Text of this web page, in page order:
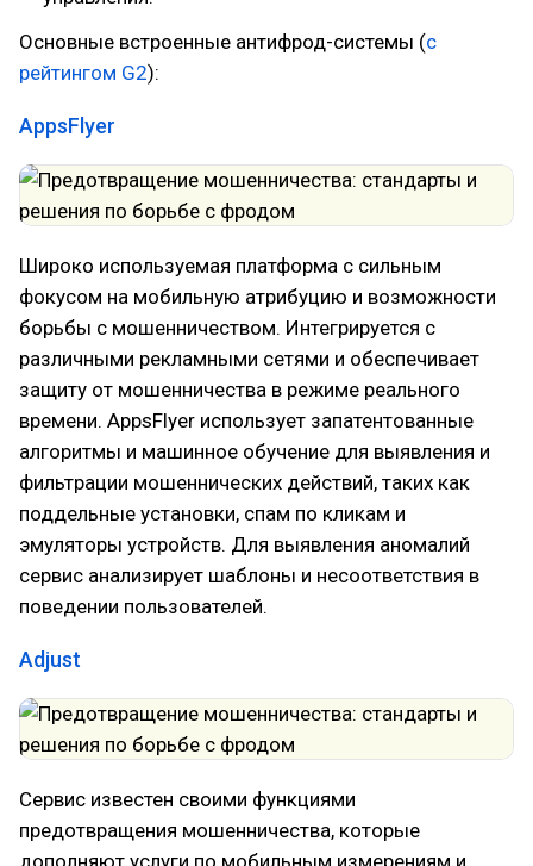
Основные встроенные антифрод-системы (с
рейтингом G2):
AppsFlyer
Широко используемая платформа с сильным
фокусом на мобильную атрибуцию и возможности
борьбы с мошенничеством. Интегрируется с
различными рекламными сетями и обеспечивает
защиту от мошенничества в режиме реального
времени. AppsFlyer использует запатентованные
алгоритмы и машинное обучение для выявления и
фильтрации мошеннических действий, таких как
поддельные установки, спам по кликам и
эмуляторы устройств. Для выявления аномалий
сервис анализирует шаблоны и несоответствия в
поведении пользователей.
Adjust
Сервис известен своими функциями
предотвращения мошенничества, которые
дополняют услуги по мобильным измерениям и